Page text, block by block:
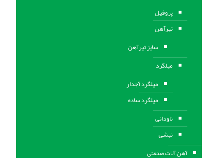
پروفیل
تیرآهن
سایز تیرآهن
میلگرد
میلگرد آجدار
میلگرد ساده
ناودانی
نبشی
آهن آلات صنعتی